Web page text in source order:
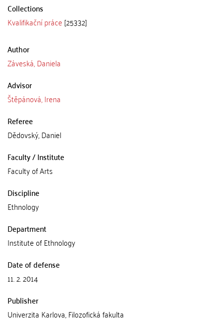
Collections
Kvalifikační práce [25332]
Author
Záveská, Daniela
Advisor
Štěpánová, Irena
Referee
Dědovský, Daniel
Faculty / Institute
Faculty of Arts
Discipline
Ethnology
Department
Institute of Ethnology
Date of defense
11. 2. 2014
Publisher
Univerzita Karlova, Filozofická fakulta